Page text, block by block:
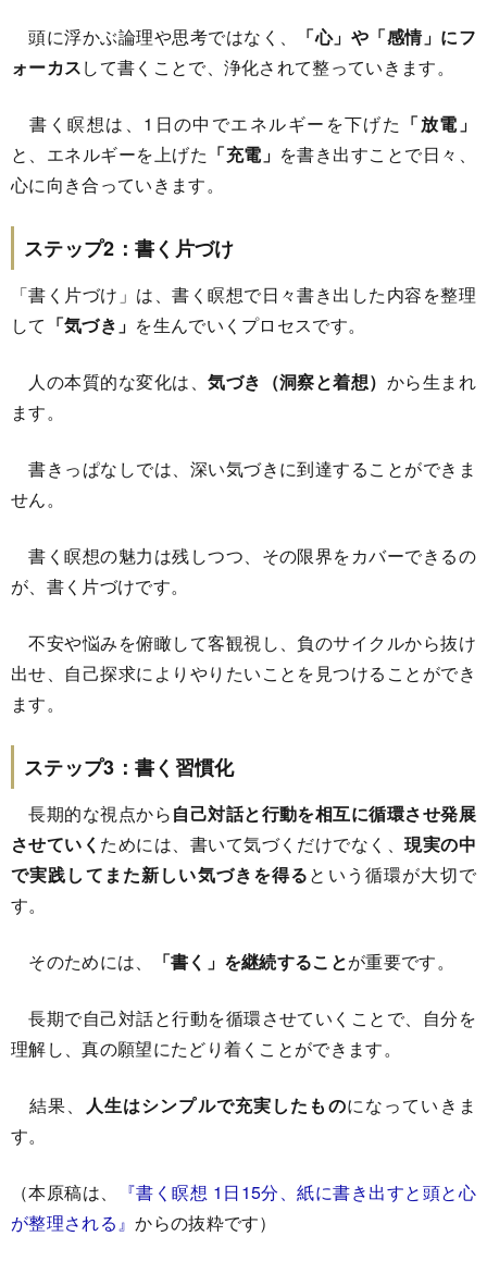
頭に浮かぶ論理や思考ではなく、
「心」や「感情」にフ
ォーカスして書くことで、浄化されて整っていきます。
書く瞑想は、1日の中でエネルギーを下げた 「放電」
と、エネルギーを上げた 「充電」 を書き出すことで日々、
心に向き合っていきます。
ステップ2：書く片づけ
「書く片づけ」は、書く瞑想で日々書き出した内容を整理
して 「気づき」 を生んでいくプロセスです。
人の本質的な変化は、気づき（洞察と着想） から生まれ
ます。
書きっぱなしでは、深い気づきに到達することができま
せん。
書く瞑想の魅力は残しつつ、その限界をカバーできるの
が、書く片づけです。
不安や悩みを俯瞰して客観視し、負のサイクルから抜け
出せ、自己探求によりやりたいことを見つけることができ
ます。
ステップ3：書く習慣化
長期的な視点から自己対話と行動を相互に循環させ発展
させていく ためには、書いて気づくだけでなく、現実の中
で実践してまた新しい気づきを得るという循環が大切で
す。
そのためには、 「書く」を継続することが重要です。
長期で自己対話と行動を循環させていくことで、自分を
理解し、真の願望にたどり着くことができます。
結果、 人生はシンプルで充実したものになっていきま
す。
（本原稿は、
『書く瞑想 1日15分、紙に書き出すと頭と心
が整理される』からの抜粋です）